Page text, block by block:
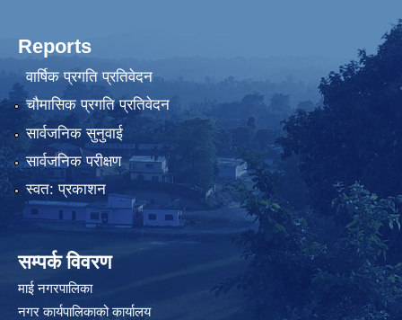
Reports
वार्षिक प्रगति प्रतिवेदन
चौमासिक प्रगति प्रतिवेदन
सार्वजनिक सुनुवाई
सार्वजनिक परीक्षण
स्वत: प्रकाशन
सम्पर्क विवरण
माई नगरपालिका
नगर कार्यपालिकाको कार्यालय